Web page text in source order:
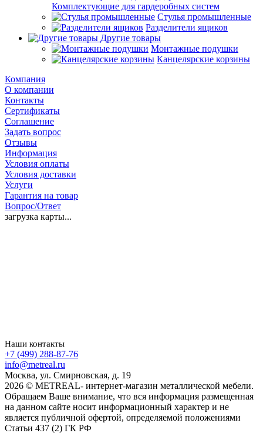
Комплектующие для гардеробных систем
Стулья промышленные
Разделители ящиков
Другие товары
Монтажные подушки
Канцелярские корзины
Компания
О компании
Контакты
Сертификаты
Соглашение
Задать вопрос
Отзывы
Информация
Условия оплаты
Условия доставки
Услуги
Гарантия на товар
Вопрос/Ответ
загрузка карты...
Наши контакты
+7 (499) 288-87-76
info@metreal.ru
Москва, ул. Смирновская, д. 19
2026 © METREAL- интернет-магазин металлической мебели.
Обращаем Ваше внимание, что вся информация размещенная
на данном сайте носит информационный характер и не
является публичной офертой, определяемой положениями
Статьи 437 (2) ГК РФ